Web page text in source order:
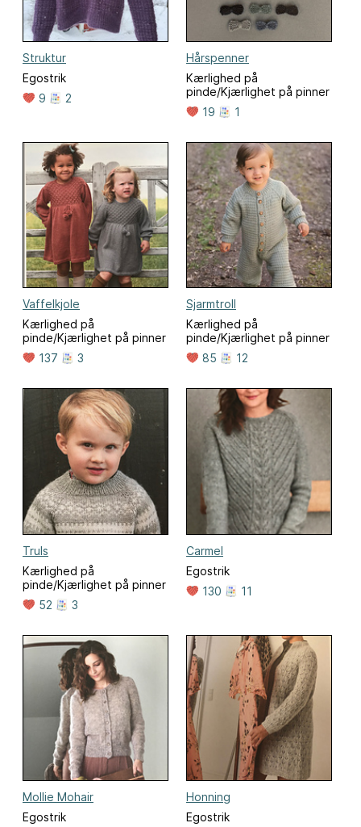
Struktur
Egostrik
9
2
Hårspenner
Kærlighed på
pinde/Kjærlighet på pinner
19
1
Vaffelkjole
Kærlighed på
pinde/Kjærlighet på pinner
137
3
Sjarmtroll
Kærlighed på
pinde/Kjærlighet på pinner
85
12
Truls
Kærlighed på
pinde/Kjærlighet på pinner
52
3
Carmel
Egostrik
130
11
Mollie Mohair
Egostrik
Honning
Egostrik